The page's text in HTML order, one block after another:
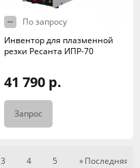
По запросу
Инвентор для плазменной
резки Ресанта ИПР-70
41 790 р.
Запрос
3 4 5 » Последняя